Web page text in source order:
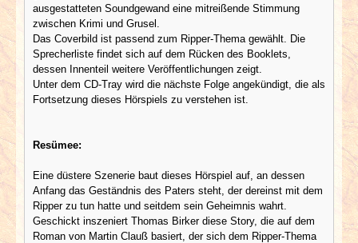
ausgestatteten Soundgewand eine mitreißende Stimmung
zwischen Krimi und Grusel.
Das Coverbild ist passend zum Ripper-Thema gewählt. Die
Sprecherliste findet sich auf dem Rücken des Booklets,
dessen Innenteil weitere Veröffentlichungen zeigt.
Unter dem CD-Tray wird die nächste Folge angekündigt, die als
Fortsetzung dieses Hörspiels zu verstehen ist.
Resümee:
Eine düstere Szenerie baut dieses Hörspiel auf, an dessen
Anfang das Geständnis des Paters steht, der dereinst mit dem
Ripper zu tun hatte und seitdem sein Geheimnis wahrt.
Geschickt inszeniert Thomas Birker diese Story, die auf dem
Roman von Martin Clauß basiert, der sich dem Ripper-Thema